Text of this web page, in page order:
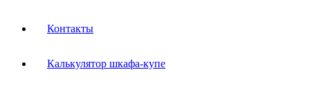
Контакты
Калькулятор шкафа-купе